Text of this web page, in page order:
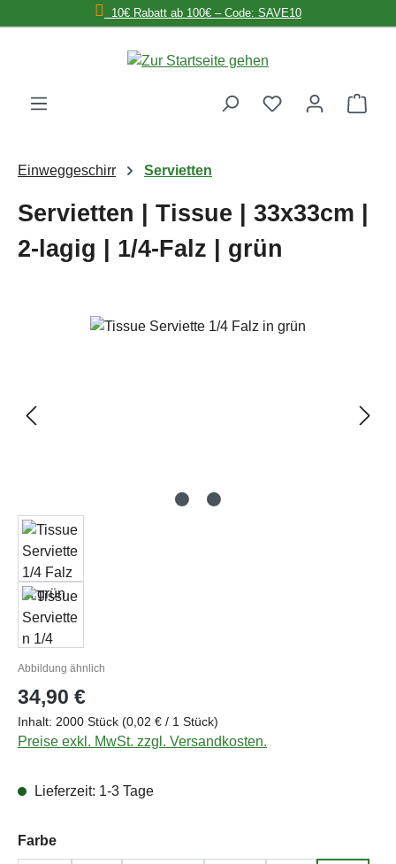
Zum Hauptinhalt springen10€ Rabatt ab 100€ – Code: SAVE10
Einweggeschirr Servietten
Servietten | Tissue | 33x33cm |
2-lagig | 1/4-Falz | grün
Abbildung ähnlich
Regulärer Preis:
34,90 €
Inhalt: 2000 Stück (0,02 € / 1 Stück)
Preise exkl. MwSt. zzgl. Versandkosten.
Lieferzeit: 1-3 Tage
Farbeauswählen